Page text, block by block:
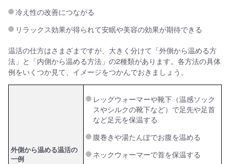
冷え性の改善につながる
リラックス効果が得られて安眠や美容の効果が期待できる
温活の仕方はさまざまですが、大きく分けて「外側から温める方
法」と「内側から温める方法」の2種類があります。各方法の具体
例をいくつか見て、イメージをつかんでおきましょう。
外側から温める温活の
一例
レッグウォーマーや靴下（温感ソック
スやシルクの靴下など）で足先や足首
など足元を保温する
腹巻きや湯たんぽでお腹を温める
ネックウォーマーで首を保温する